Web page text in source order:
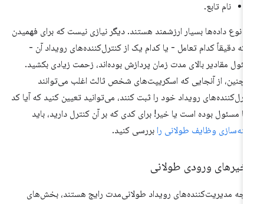
نام تابع.
نوع داده‌ها بسیار ارزشمند هستند. دیگر نیازی نیست که برای فهمیدن
دقیقاً کدام تعامل - یا کدام یک از کنترل‌کننده‌های رویداد آن -
مقادیر بالای مدت زمان پردازش بوده‌اند، زحمت زیادی بکشید.
از آنجایی که اسکریپت‌های شخص ثالث اغلب می‌توانند
رویداد خود را ثبت کنند، می‌توانید تعیین کنید که آیا کد
مسئول بوده است یا خیر! برای کدی که بر آن کنترل دارید، باید
وظایف طولانی رابررسی کنید.
ورودی طولانی
مدیریت‌کننده‌های رویداد طولانی‌مدت رایج هستند، بخش‌های